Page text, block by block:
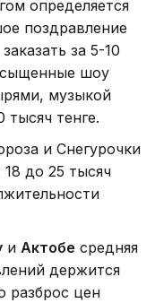
определяется
поздравление
за 5-10
шоу
музыкой
тысяч тенге.
и Снегурочки
до 25 тысяч
и Актобе средняя
держится
разброс цен